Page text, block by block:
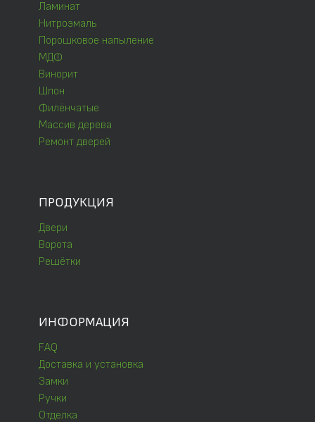
Ламинат
Нитроэмаль
Порошковое напыление
МДФ
Винорит
Шпон
Филёнчатые
Массив дерева
Ремонт дверей
ПРОДУКЦИЯ
Двери
Ворота
Решётки
ИНФОРМАЦИЯ
FAQ
Доставка и установка
Замки
Ручки
Отделка